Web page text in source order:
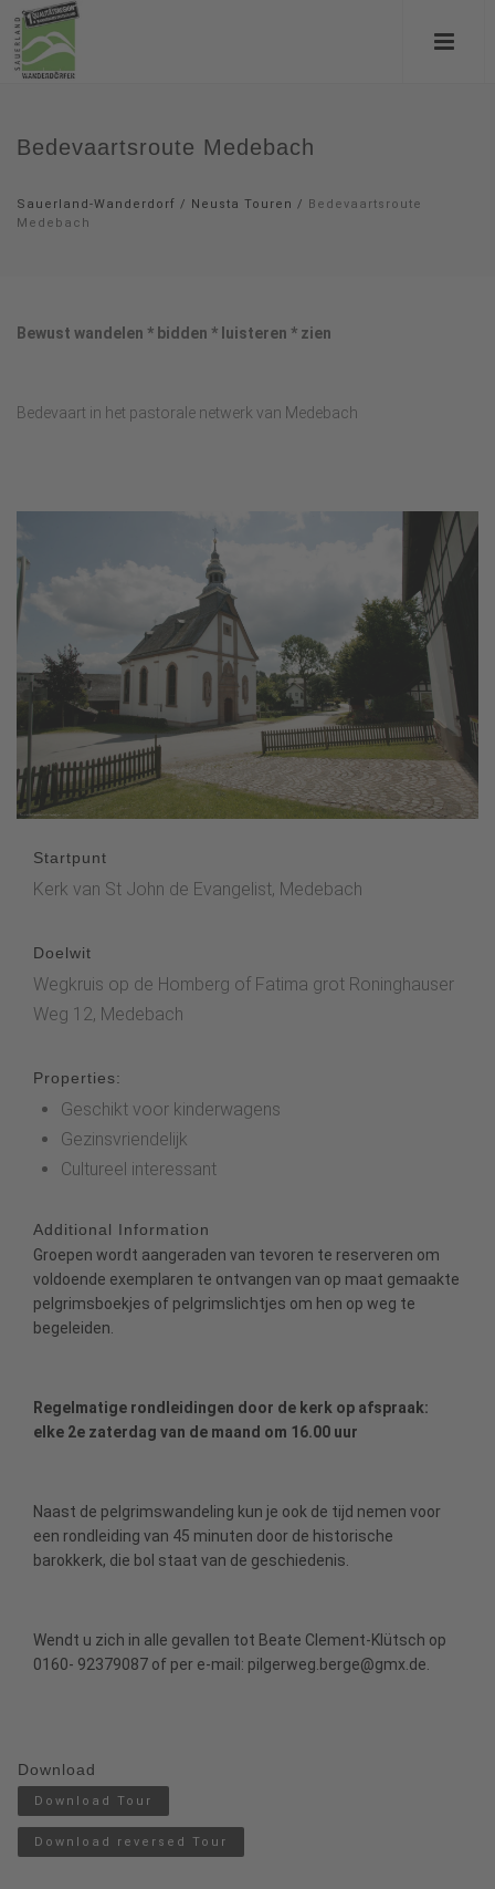
Bedevaartsroute Medebach
Sauerland-Wanderdorf / Neusta Touren / Bedevaartsroute
Medebach
Bewust wandelen * bidden * luisteren * zien
Bedevaart in het pastorale netwerk van Medebach
Startpunt
Kerk van St John de Evangelist, Medebach
Doelwit
Wegkruis op de Homberg of Fatima grot Roninghauser
Weg 12, Medebach
Properties:
Geschikt voor kinderwagens
Gezinsvriendelijk
Cultureel interessant
Additional Information
Groepen wordt aangeraden van tevoren te reserveren om
voldoende exemplaren te ontvangen van op maat gemaakte
pelgrimsboekjes of pelgrimslichtjes om hen op weg te
begeleiden.
Regelmatige rondleidingen door de kerk op afspraak:
elke 2e zaterdag van de maand om 16.00 uur
Naast de pelgrimswandeling kun je ook de tijd nemen voor
een rondleiding van 45 minuten door de historische
barokkerk, die bol staat van de geschiedenis.
Wendt u zich in alle gevallen tot Beate Clement-Klütsch op
0160- 92379087 of per e-mail: pilgerweg.berge@gmx.de.
Download
Download Tour
Download reversed Tour